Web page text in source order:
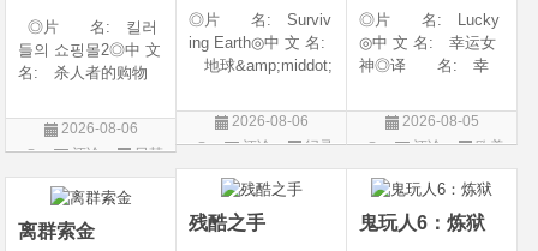
◎片 名: 킬러
들의 쇼핑몰2◎中 文
名: 杀人者的购物
A Shop for Killers S
2 / A Shop for Killers
代: 2026◎产
地: 韩国
2026-08-06
评论
日韩
剧
◎片 名: Surviv
ing Earth◎中 文 名:
地球&amp;middot;
名: 幸存地球◎
年 代: 2026◎
类 别: 纪录片
◎语 言: 英语
◎上映
2026-08-06
评论
纪录
片
◎片 名: Lucky
◎中 文 名: 幸运女
神◎译 名: 幸
6◎产 地: 美国
◎类 别: 剧情 /
英语◎上映日期: 2
026-07-15(美国)
2026-08-05
评论
欧美
剧
残酷之手 鬼玩人6：炼狱
离群索金